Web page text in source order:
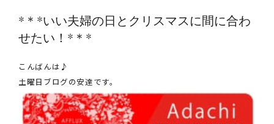
AFFLUXについて
AFFLUXの永久保証®
ゆびわ言葉®
クオリティ
AFFLUXダイヤモンド
サービス
*＊*いい夫婦の日とクリスマスに間に合わ
せたい！*＊*
こんばんは♪
土曜日ブログの安達です。